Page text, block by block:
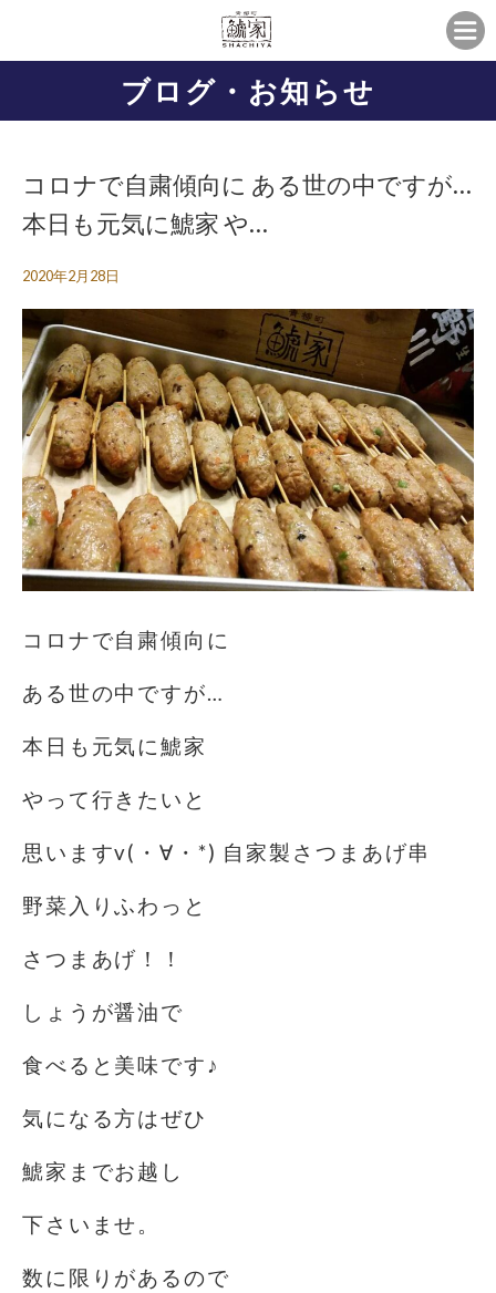
ブログ・お知らせ
コロナで自粛傾向に ある世の中ですが…
本日も元気に鯱家 や…
2020年2月28日
コロナで自粛傾向に
ある世の中ですが…
本日も元気に鯱家
やって行きたいと
思いますv(・∀・*) 自家製さつまあげ串
野菜入りふわっと
さつまあげ！！
しょうが醤油で
食べると美味です♪
気になる方はぜひ
鯱家までお越し
下さいませ。
数に限りがあるので